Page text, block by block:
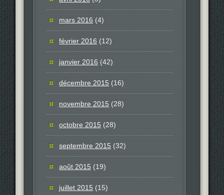
mars 2016 (4)
février 2016 (12)
janvier 2016 (42)
décembre 2015 (16)
novembre 2015 (28)
octobre 2015 (28)
septembre 2015 (32)
août 2015 (19)
juillet 2015 (15)